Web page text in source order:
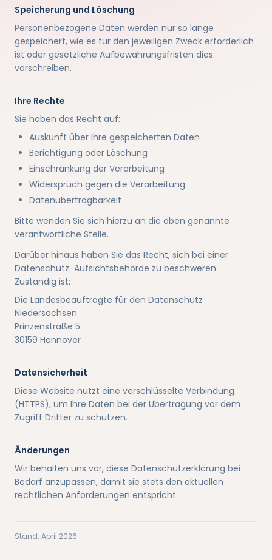
Speicherung und Löschung
Personenbezogene Daten werden nur so lange
gespeichert, wie es für den jeweiligen Zweck erforderlich
ist oder gesetzliche Aufbewahrungsfristen dies
vorschreiben.
Ihre Rechte
Sie haben das Recht auf:
Auskunft über Ihre gespeicherten Daten
Berichtigung oder Löschung
Einschränkung der Verarbeitung
Widerspruch gegen die Verarbeitung
Datenübertragbarkeit
Bitte wenden Sie sich hierzu an die oben genannte
verantwortliche Stelle.
Darüber hinaus haben Sie das Recht, sich bei einer
Datenschutz-Aufsichtsbehörde zu beschweren.
Zuständig ist:
Die Landesbeauftragte für den Datenschutz
Niedersachsen
Prinzenstraße 5
30159 Hannover
Datensicherheit
Diese Website nutzt eine verschlüsselte Verbindung
(HTTPS), um Ihre Daten bei der Übertragung vor dem
Zugriff Dritter zu schützen.
Änderungen
Wir behalten uns vor, diese Datenschutzerklärung bei
Bedarf anzupassen, damit sie stets den aktuellen
rechtlichen Anforderungen entspricht.
Stand: April 2026